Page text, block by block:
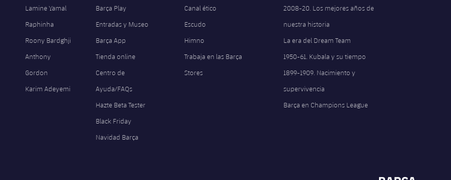
Lamine Yamal
Raphinha
Roony Bardghji
Anthony
Gordon
Karim Adeyemi
Barça Play
Entradas y Museo
Barça App
Tienda online
Centro de
Ayuda/FAQs
Hazte Beta Tester
Black Friday
Navidad Barça
Canal ético
Escudo
Himno
Trabaja en las Barça
Stores
2008-20. Los mejores años de
nuestra historia
La era del Dream Team
1950-61. Kubala y su tiempo
1899-1909. Nacimiento y
supervivencia
Barça en Champions League